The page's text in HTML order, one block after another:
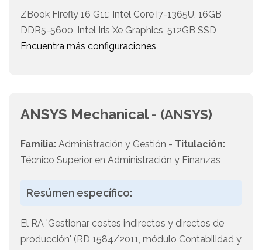
ZBook Firefly 16 G11: Intel Core i7-1365U, 16GB
DDR5-5600, Intel Iris Xe Graphics, 512GB SSD
Encuentra más configuraciones
ANSYS Mechanical - (ANSYS)
Familia: Administración y Gestión - Titulación:
Técnico Superior en Administración y Finanzas
Resúmen específico:
El RA 'Gestionar costes indirectos y directos de
producción' (RD 1584/2011, módulo Contabilidad y